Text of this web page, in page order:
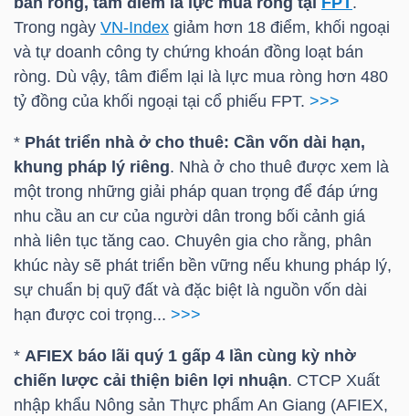
Trong ngày VN-Index giảm hơn 18 điểm, khối ngoại
và tự doanh công ty chứng khoán đồng loạt bán
ròng. Dù vậy, tâm điểm lại là lực mua ròng hơn 480
tỷ đồng của khối ngoại tại cổ phiếu FPT. >>>
* Phát triển nhà ở cho thuê: Cần vốn dài hạn,
khung pháp lý riêng. Nhà ở cho thuê được xem là
một trong những giải pháp quan trọng để đáp ứng
nhu cầu an cư của người dân trong bối cảnh giá
nhà liên tục tăng cao. Chuyên gia cho rằng, phân
khúc này sẽ phát triển bền vững nếu khung pháp lý,
sự chuẩn bị quỹ đất và đặc biệt là nguồn vốn dài
hạn được coi trọng... >>>
* AFIEX báo lãi quý 1 gấp 4 lần cùng kỳ nhờ
chiến lược cải thiện biên lợi nhuận. CTCP Xuất
nhập khẩu Nông sản Thực phẩm An Giang (AFIEX,
THẾ
GIỚI
ĐÔNG
DƯƠNG
TÀI
CHÍNH